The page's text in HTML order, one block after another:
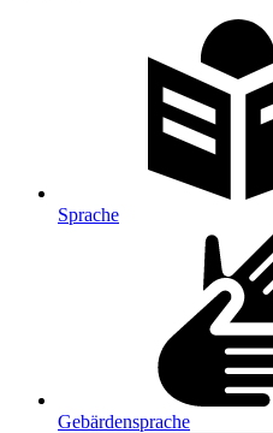
Sprache
Gebärdensprache